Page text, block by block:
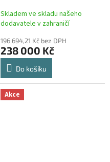
Skladem ve skladu našeho
dodavatele v zahraničí
196 694,21 Kč bez DPH
238 000 Kč
Do košíku
Akce